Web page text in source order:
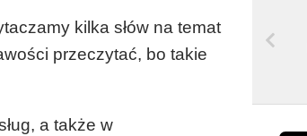
kilka słów na temat
przeczytać, bo takie
a także w